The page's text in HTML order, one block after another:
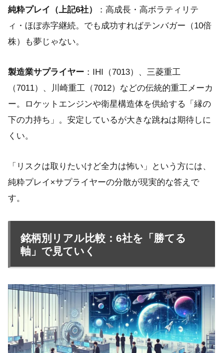
純粋プレイ（上記6社）
：高成長・高ボラティリテ
ィ・ほぼ赤字継続。でも成功すればテンバガー（10倍
株）も夢じゃない。
製造業サプライヤー ：IHI（7013）、三菱重工
（7011）、川崎重工（7012）などの伝統的重工メーカ
ー。ロケットエンジンや衛星構造体を供給する「縁の
下の力持ち」。安定しているが大きな跳ねは期待しに
くい。
「リスクは取りたいけど全力は怖い」という方には、
純粋プレイ×サプライヤーの分散が現実的な答えで
す。
銘柄別リアル比較：6社を「勝てる
軸」で見ていく